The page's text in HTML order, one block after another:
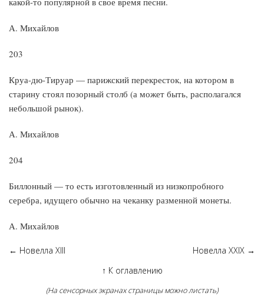
А. Михайлов
203
Круа-дю-Тируар — парижский перекресток, на котором в
старину стоял позорный столб (а может быть, располагался
небольшой рынок).
А. Михайлов
204
Биллонный — то есть изготовленный из низкопробного
серебра, идущего обычно на чеканку разменной монеты.
А. Михайлов
← Новелла XIII Новелла XXIX →
↑ К оглавлению
(На сенсорных экранах страницы можно листать)